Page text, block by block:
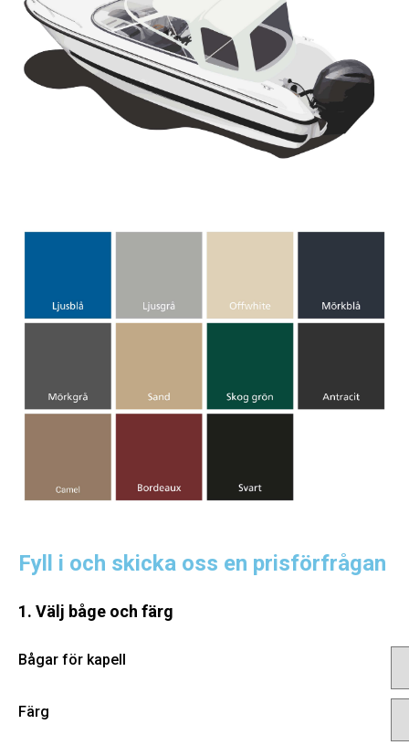
Fyll i och skicka oss en prisförfrågan
1. Välj båge och färg
Bågar för kapell
Färg